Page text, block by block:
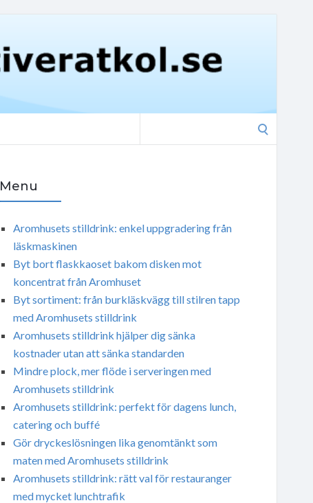
Menu
Aromhusets stilldrink: enkel uppgradering från
läskmaskinen
Byt bort flaskkaoset bakom disken mot
koncentrat från Aromhuset
Byt sortiment: från burkläskvägg till stilren tapp
med Aromhusets stilldrink
Aromhusets stilldrink hjälper dig sänka
kostnader utan att sänka standarden
Mindre plock, mer flöde i serveringen med
Aromhusets stilldrink
Aromhusets stilldrink: perfekt för dagens lunch,
catering och buffé
Gör dryckeslösningen lika genomtänkt som
maten med Aromhusets stilldrink
Aromhusets stilldrink: rätt val för restauranger
med mycket lunchtrafik